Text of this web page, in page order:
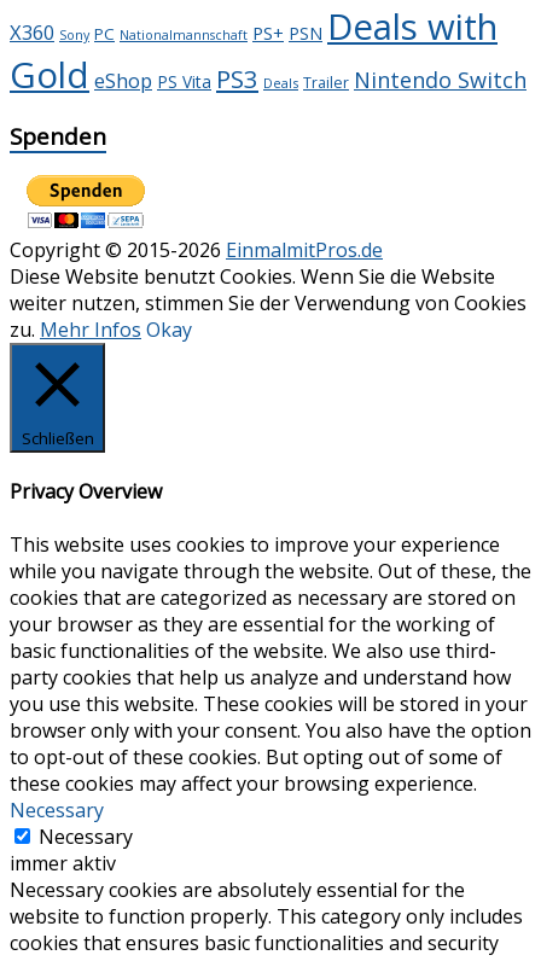
X360 Sony PC Nationalmannschaft PS+ PSN Deals with
Gold eShop PS Vita PS3 Deals Trailer Nintendo Switch
Spenden
Copyright © 2015-2026 EinmalmitPros.de
Diese Website benutzt Cookies. Wenn Sie die Website
weiter nutzen, stimmen Sie der Verwendung von Cookies
zu. Mehr Infos Okay
Schließen
Privacy Overview
This website uses cookies to improve your experience
while you navigate through the website. Out of these, the
cookies that are categorized as necessary are stored on
your browser as they are essential for the working of
basic functionalities of the website. We also use third-
party cookies that help us analyze and understand how
you use this website. These cookies will be stored in your
browser only with your consent. You also have the option
to opt-out of these cookies. But opting out of some of
these cookies may affect your browsing experience.
Necessary
Necessary
immer aktiv
Necessary cookies are absolutely essential for the
website to function properly. This category only includes
cookies that ensures basic functionalities and security